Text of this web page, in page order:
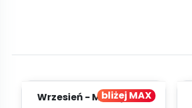
bliżej MAX
Wrzesień - MIESIĘCZNY